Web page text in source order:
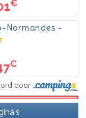
€
Normandes -
€
door